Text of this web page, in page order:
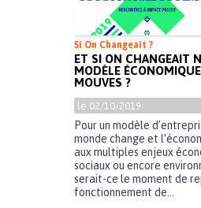
Si On Changeait ?
ET SI ON CHANGEAIT
MODÈLE
MOUVES ?
le 02/10/2019
Pour un modèle
monde change et
aux multiples enjeux
sociaux ou encore
serait-ce le moment de
fonctionnement de...